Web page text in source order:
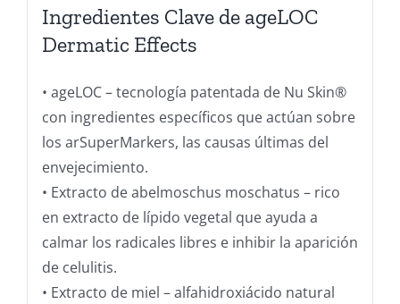
Ingredientes Clave de ageLOC
Dermatic Effects
• ageLOC – tecnología patentada de Nu Skin®
con ingredientes específicos que actúan sobre
los arSuperMarkers, las causas últimas del
envejecimiento.
• Extracto de abelmoschus moschatus – rico
en extracto de lípido vegetal que ayuda a
calmar los radicales libres e inhibir la aparición
de celulitis.
• Extracto de miel – alfahidroxiácido natural